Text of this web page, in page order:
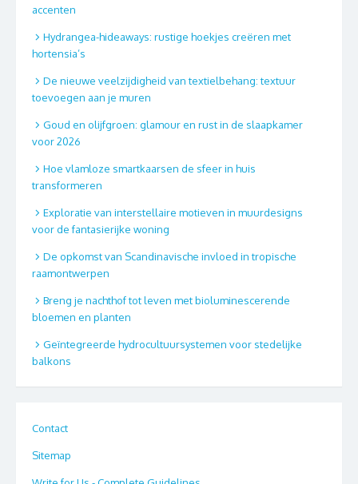
accenten
Hydrangea-hideaways: rustige hoekjes creëren met
hortensia’s
De nieuwe veelzijdigheid van textielbehang: textuur
toevoegen aan je muren
Goud en olijfgroen: glamour en rust in de slaapkamer
voor 2026
Hoe vlamloze smartkaarsen de sfeer in huis
transformeren
Exploratie van interstellaire motieven in muurdesigns
voor de fantasierijke woning
De opkomst van Scandinavische invloed in tropische
raamontwerpen
Breng je nachthof tot leven met bioluminescerende
bloemen en planten
Geïntegreerde hydrocultuursystemen voor stedelijke
balkons
Contact
Sitemap